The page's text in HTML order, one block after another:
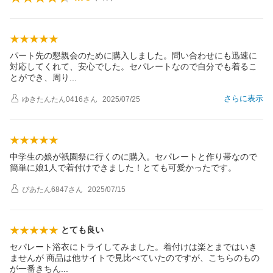
パート先の懇親会のために購入しました。問い合わせにも迅速に
対応してくれて、安心でした。セパレートなので自分でも着るこ
とができ、周 り
さらに表示
ゆきたんたん0416さん 2025/07/25
中学生の娘が祇園祭に行くのに購入。セパレートと作り帯なので
簡単に娘1人で着付けできました！とても可愛かったです。
ぴあたん6847さん 2025/07/15
とても良い
セパレート浴衣にトライしてみました。着付けは楽とまではいき
ませんが 商品は他サイトで見比べていたのですが、こちらのもの
が一番きちん